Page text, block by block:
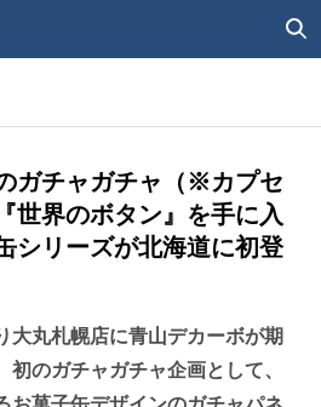
ガチャガチャ（※カプセ
世界のボタン』を手に入
シリーズが北海道に初登
大丸札幌店に青山デカーボが期
初のガチャガチャ企画として、